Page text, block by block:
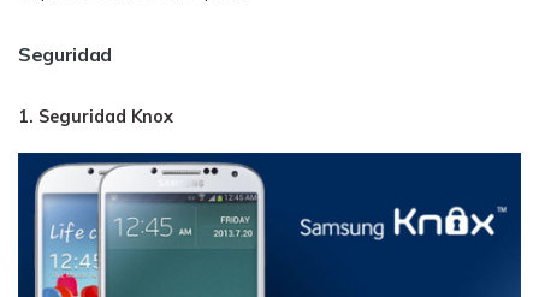
Seguridad
1. Seguridad Knox